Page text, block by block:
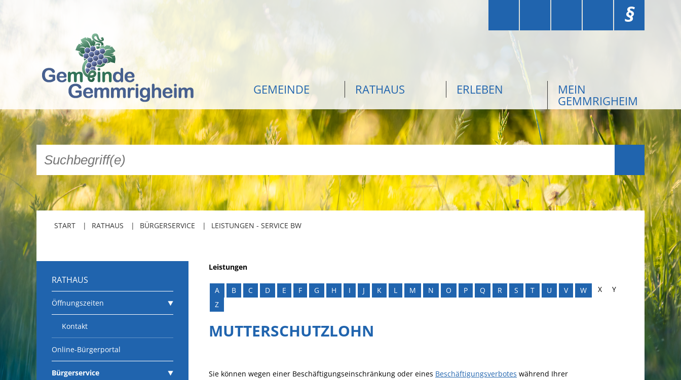
§
GEMEINDE RATHAUS ERLEBEN MEIN
GEMMRIGHEIM
START RATHAUS BÜRGERSERVICE LEISTUNGEN - SERVICE BW
RATHAUS
Öffnungszeiten
Kontakt
Online-Bürgerportal
Bürgerservice
Leistungen
A B C D E F G H I J K L M N O P Q R S T U V W X
Y
Z
MUTTERSCHUTZLOHN
Sie können wegen einer Beschäftigungseinschränkung oder eines Beschäftigungsverbotes während Ihrer